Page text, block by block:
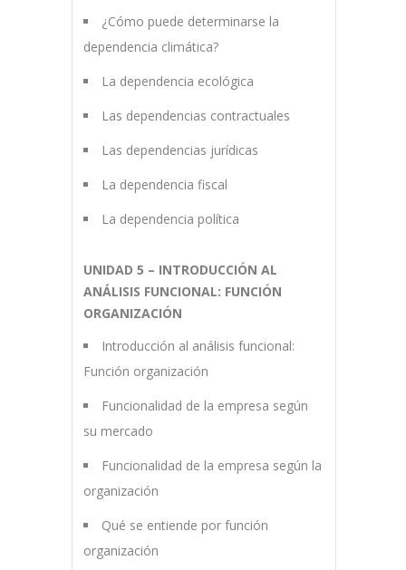
¿Cómo puede determinarse la
dependencia climática?
La dependencia ecológica
Las dependencias contractuales
Las dependencias jurídicas
La dependencia fiscal
La dependencia política
UNIDAD 5 – INTRODUCCIÓN AL
ANÁLISIS FUNCIONAL: FUNCIÓN
ORGANIZACIÓN
Introducción al análisis funcional:
Función organización
Funcionalidad de la empresa según
su mercado
Funcionalidad de la empresa según la
organización
Qué se entiende por función
organización